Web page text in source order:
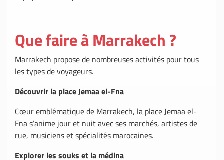
Que faire à Marrakech ?
Marrakech propose de nombreuses activités pour tous
les types de voyageurs.
Découvrir la place Jemaa el-Fna
Cœur emblématique de Marrakech, la place Jemaa el-
Fna s’anime jour et nuit avec ses marchés, artistes de
rue, musiciens et spécialités marocaines.
Explorer les souks et la médina